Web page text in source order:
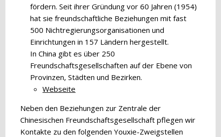
fördern. Seit ihrer Gründung vor 60 Jahren (1954)
hat sie freundschaftliche Beziehungen mit fast
500 Nichtregierungsorganisationen und
Einrichtungen in 157 Ländern hergestellt.
In China gibt es über 250
Freundschaftsgesellschaften auf der Ebene von
Provinzen, Städten und Bezirken.
Webseite
Neben den Beziehungen zur Zentrale der
Chinesischen Freundschaftsgesellschaft pflegen wir
Kontakte zu den folgenden Youxie-Zweigstellen